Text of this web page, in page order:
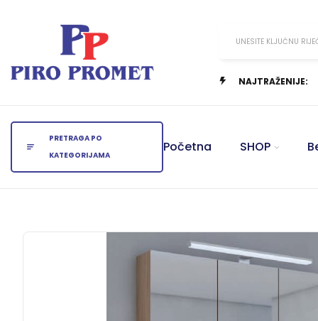
UNESITE KLJUČNU
NAJTRAŽENIJE:
PRETRAGA PO
KATEGORIJAMA
Početna SHOP